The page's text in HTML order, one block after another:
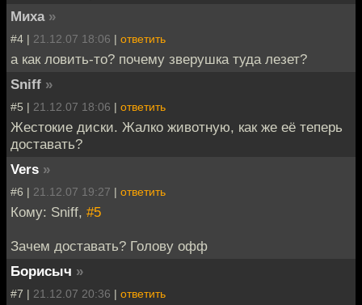
Миха »
#4 | 21.12.07 18:06 | ответить
а как ловить-то? почему зверушка туда лезет?
Sniff »
#5 | 21.12.07 18:06 | ответить
Жестокие диски. Жалко животную, как же её теперь
доставать?
Vers »
#6 | 21.12.07 19:27 | ответить
Кому: Sniff, #5
Зачем доставать? Голову офф
Борисыч »
#7 | 21.12.07 20:36 | ответить